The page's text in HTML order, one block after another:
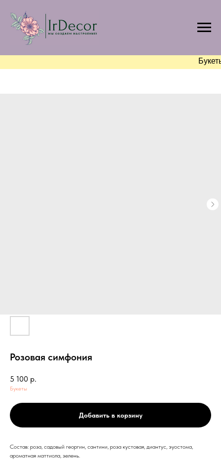
Розовая симфония
5 100 р.
Букеты
Добавить в корзину
Состав: роза, садовый георгин, сантини, роза кустовая, диантус, эуостома,
ароматная маттиола, зелень.